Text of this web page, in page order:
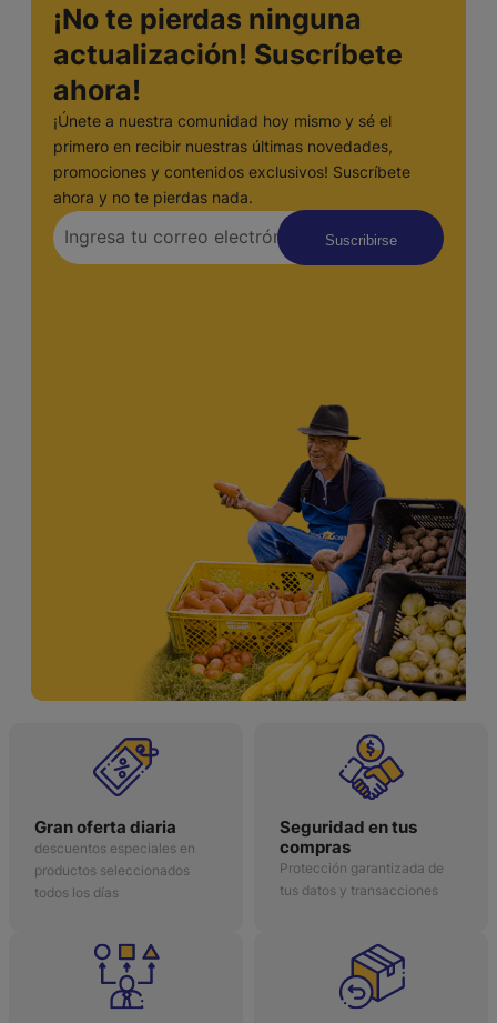
¡No te pierdas ninguna
actualización! Suscríbete
ahora!
¡Únete a nuestra comunidad hoy mismo y sé el
primero en recibir nuestras últimas novedades,
promociones y contenidos exclusivos! Suscríbete
ahora y no te pierdas nada.
Suscribirse
Gran oferta diaria
descuentos especiales en
productos seleccionados
todos los días
Seguridad en tus
compras
Protección garantizada de
tus datos y transacciones